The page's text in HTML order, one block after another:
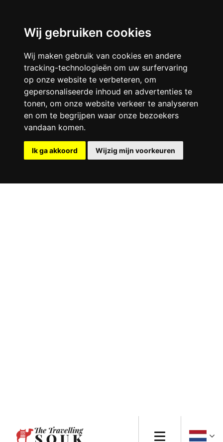
Wij gebruiken cookies
Wij maken gebruik van cookies en andere
tracking-technologieën om uw surfervaring
op onze website te verbeteren, om
gepersonaliseerde inhoud en advertenties te
tonen, om onze website verkeer te analyseren
en om te begrijpen waar onze bezoekers
vandaan komen.
Ik ga akkoord Wijzig mijn voorkeuren
Europa
Afrika
Azië
Noord-Amerika
Zuid-Amerika